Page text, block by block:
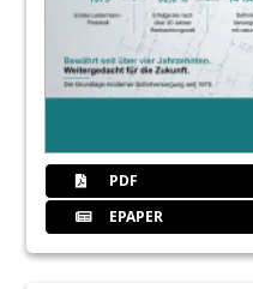
PDF
EPAPER